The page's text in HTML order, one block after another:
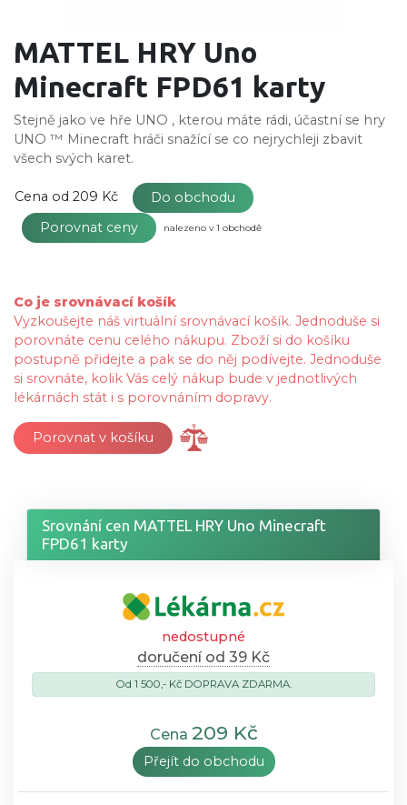
MATTEL HRY Uno
Minecraft FPD61 karty
Stejně jako ve hře UNO , kterou máte rádi, účastní se hry
UNO ™ Minecraft hráči snažící se co nejrychleji zbavit
všech svých karet.
Cena od 209 Kč
Do obchodu
Porovnat ceny
nalezeno v 1 obchodě
Co je srovnávací košík
Vyzkoušejte náš virtuální srovnávací košík. Jednoduše si
porovnáte cenu celého nákupu. Zboží si do košíku
postupně přidejte a pak se do něj podívejte. Jednoduše
si srovnáte, kolik Vás celý nákup bude v jednotlivých
lékárnách stát i s porovnáním dopravy.
Porovnat v košíku
Srovnání cen MATTEL HRY Uno Minecraft
FPD61 karty
nedostupné
doručení od 39 Kč
Od 1 500,- Kč DOPRAVA ZDARMA.
Cena 209 Kč
Přejít do obchodu